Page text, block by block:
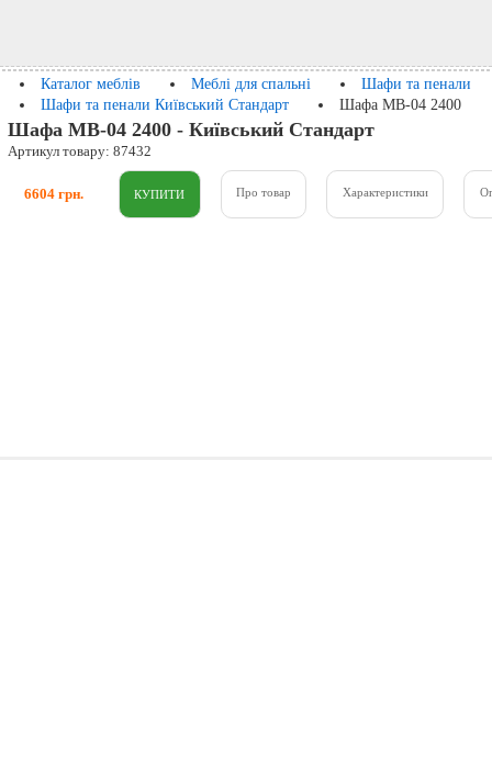
Каталог меблів Меблі для спальні
Шафи та пенали
Шафи та пенали Київський Стандарт
Шафа МВ-04 2400
Шафа МВ-04 2400 - Київський Стандарт
Артикул товару: 87432
6604 грн. Про товар Характеристики